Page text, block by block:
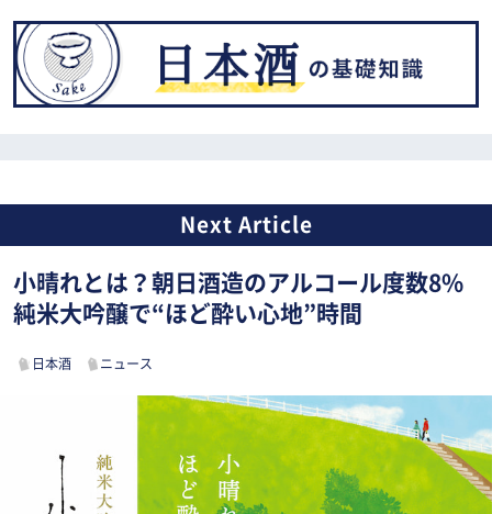
小晴れとは？朝日酒造のアルコール度数8%
純米大吟醸で“ほど酔い心地”時間
日本酒 ニュース